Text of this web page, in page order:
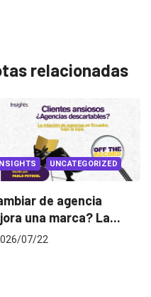
relacionadas
Gabriela Herrera y el
de cambiarse...